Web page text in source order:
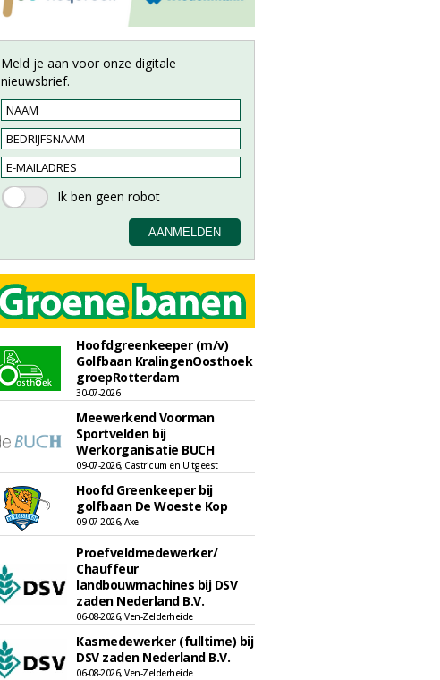
Meld je aan voor onze digitale
nieuwsbrief.
Hoofdgreenkeeper (m/v)
Golfbaan KralingenOosthoek
groepRotterdam
30-07-2026
Meewerkend Voorman
Sportvelden bij
Werkorganisatie BUCH
09-07-2026, Castricum en Uitgeest
Hoofd Greenkeeper bij
golfbaan De Woeste Kop
09-07-2026, Axel
Proefveldmedewerker/
Chauffeur
landbouwmachines bij DSV
zaden Nederland B.V.
06-08-2026, Ven-Zelderheide
Kasmedewerker (fulltime) bij
DSV zaden Nederland B.V.
06-08-2026, Ven-Zelderheide